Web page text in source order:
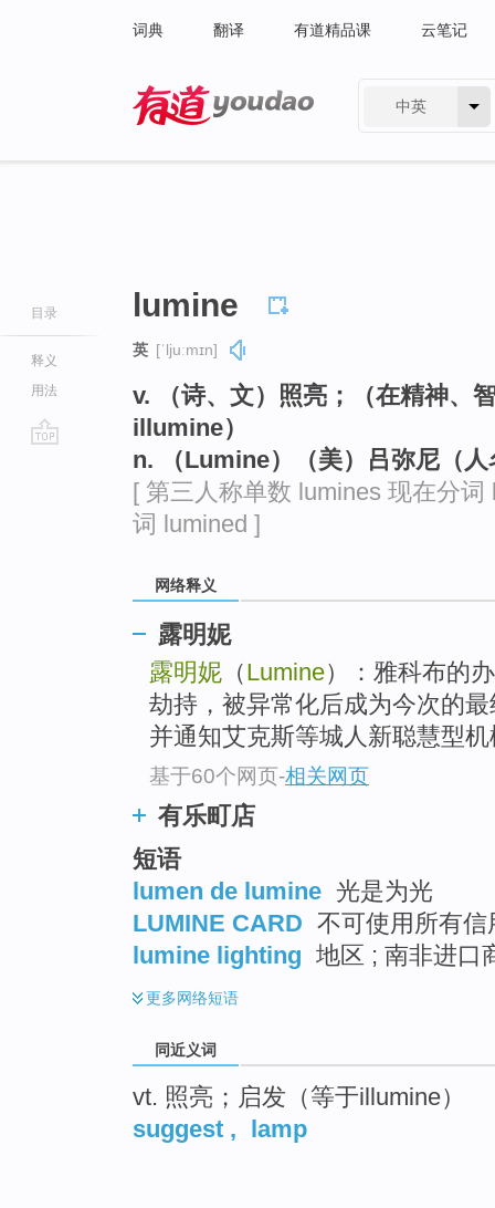
词典 翻译 有道精品课 云笔记
中英
目录
释义
用法
lumine
英 [ˈljuːmɪn]
v. （诗、文）照亮；（在精神、
illumine）
n. （Lumine）（美）吕弥尼（人
[ 第三人称单数 lumines 现在分
词 lumined ]
网络释义
露明妮
露明妮 （Lumine）：雅科布的
劫持，被异常化后成为今次的
并通知艾克斯等城人新聪慧型机
基于60个网页-相关网页
有乐町店
短语
lumen de lumine 光是为光
LUMINE CARD 不可使用所有信
lumine lighting 地区 ; 南非进口
更多网络短语
同近义词
vt. 照亮；启发（等于illumine）
suggest , lamp